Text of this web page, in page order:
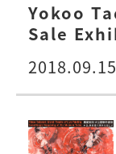
Yokoo
Sale